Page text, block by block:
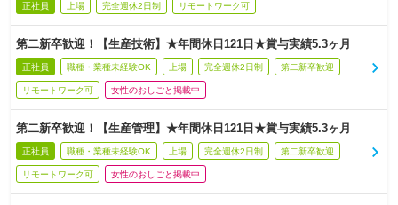
正社員 上場 完全週休2日制 リモートワーク可
第二新卒歓迎！【生産技術】★年間休日121日★賞与実績5.3ヶ月
正社員 職種・業種未経験OK 上場 完全週休2日制 第二新卒歓迎
リモートワーク可 女性のおしごと掲載中
第二新卒歓迎！【生産管理】★年間休日121日★賞与実績5.3ヶ月
正社員 職種・業種未経験OK 上場 完全週休2日制 第二新卒歓迎
リモートワーク可 女性のおしごと掲載中